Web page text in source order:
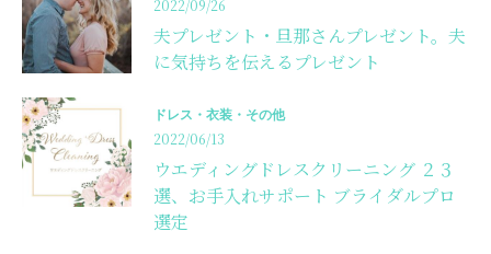
2022/09/26
夫プレゼント・旦那さんプレゼント。夫
に気持ちを伝えるプレゼント
ドレス・衣装・その他
2022/06/13
ウエディングドレスクリーニング ２３
選、お手入れサポート ブライダルプロ
選定